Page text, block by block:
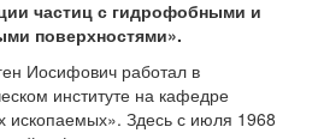
частиц с гидрофобными и
поверхностями».
Иосифович работал в
институте на кафедре
ископаемых». Здесь с июля 1968